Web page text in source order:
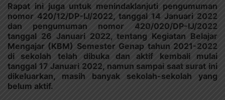
Rapat ini juga untuk menindaklanjuti pengumuman
nomor 420/12/DP-IJ/2022, tanggal 14 Januari 2022
dan pengumuman nomor 420/020/DP-IJ/2022
tanggal 26 Januari 2022, tentang Kegiatan Belajar
Mengajar (KBM) Semester Genap tahun 2021-2022
di sekolah telah dibuka dan aktif kembali mulai
tanggal 17 Januari 2022, namun sampai saat surat ini
dikeluarkan, masih banyak sekolah-sekolah yang
belum aktif.